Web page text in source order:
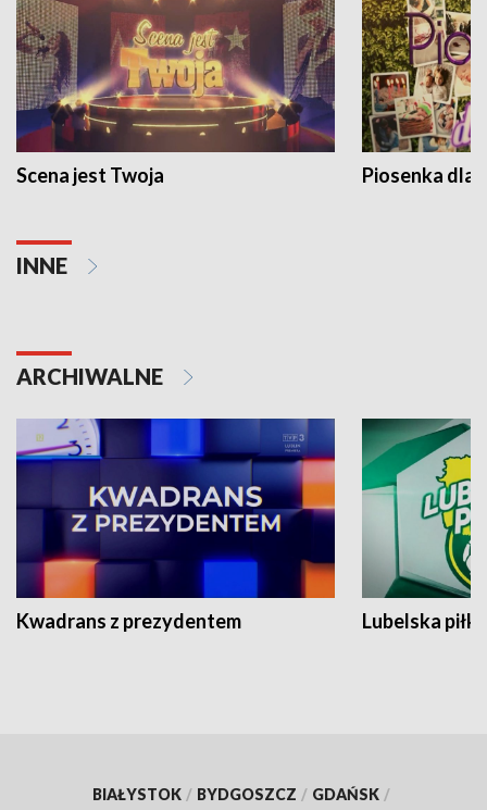
Scena jest Twoja Piosenka dla
INNE
ARCHIWALNE
Kwadrans z prezydentem Lubelska piłka
BIAŁYSTOK / BYDGOSZCZ / GDAŃSK /